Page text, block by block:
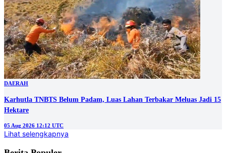
DAERAH
Karhutla TNBTS Belum Padam, Luas Lahan Terbakar Meluas Jadi 15
Hektare
05 Aug 2026 12:12 UTC
Lihat selengkapnya